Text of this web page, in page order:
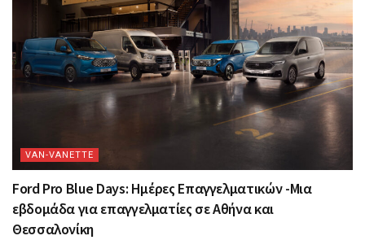
VAN-VANETTΕ
Ford Pro Blue Days: Ημέρες Επαγγελματικών -Μια
εβδομάδα για επαγγελματίες σε Αθήνα και
Θεσσαλονίκη